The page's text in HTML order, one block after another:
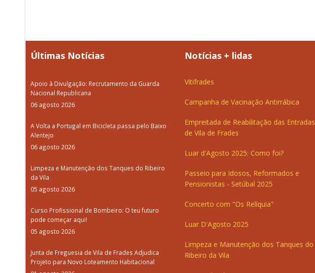
Últimas Notícias
Apoio à Divulgação: Recrutamento da Guarda
Nacional Republicana
06 agosto 2026
A Volta a Portugal em Bicicleta passa pelo Baixo
Alentejo
06 agosto 2026
Limpeza e Manutenção dos Tanques do Ribeiro
da Vila
05 agosto 2026
Curso Profissional de Bombeiro: O teu futuro
pode começar aqui!
05 agosto 2026
Junta de Freguesia de Vila de Frades Adjudica
Projeto para Novo Loteamento Habitacional
Notícias + lidas
Vitifrades
Campanha de Vacinação Antirrábica
Empreitada de Reabilitação das Entradas
de Vila de Frades
Luar d'Agosto 2025: Como foi?
Passeio para Idosos, Reformados e
Pensionistas - Setúbal 2025
Concerto com "Os Relíquia"
Luar D'Agosto 2025
Limpeza e Manutenção dos Tanques do
Ribeiro da Vila